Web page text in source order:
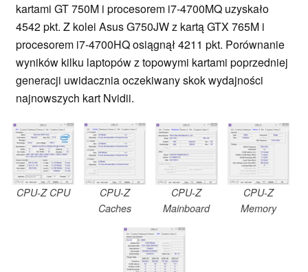
kartami GT 750M i procesorem i7-4700MQ uzyskało
4542 pkt. Z kolei Asus G750JW z kartą GTX 765M i
procesorem i7-4700HQ osiągnął 4211 pkt. Porównanie
wyników kilku laptopów z topowymi kartami poprzedniej
generacji uwidacznia oczekiwany skok wydajności
najnowszych kart Nvidii.
CPU-Z CPU
CPU-Z
Caches
CPU-Z
Mainboard
CPU-Z
Memory